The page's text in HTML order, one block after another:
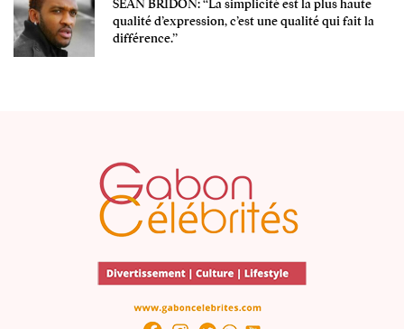
SEAN BRIDON: ‘‘La simplicité est la plus haute
qualité d’expression, c’est une qualité qui fait la
différence.’’